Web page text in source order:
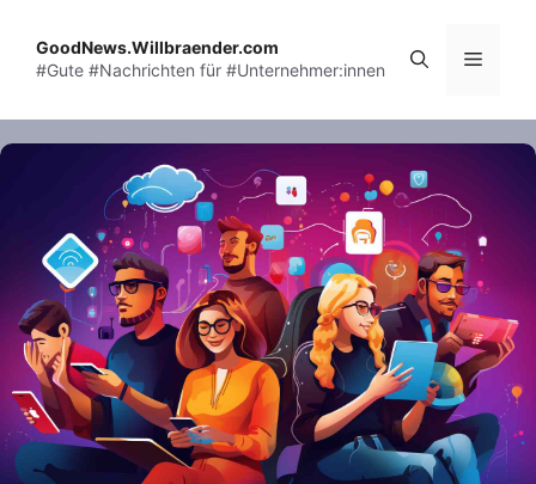
content
GoodNews.Willbraender.com
#Gute #Nachrichten für #Unternehmer:innen
Menu